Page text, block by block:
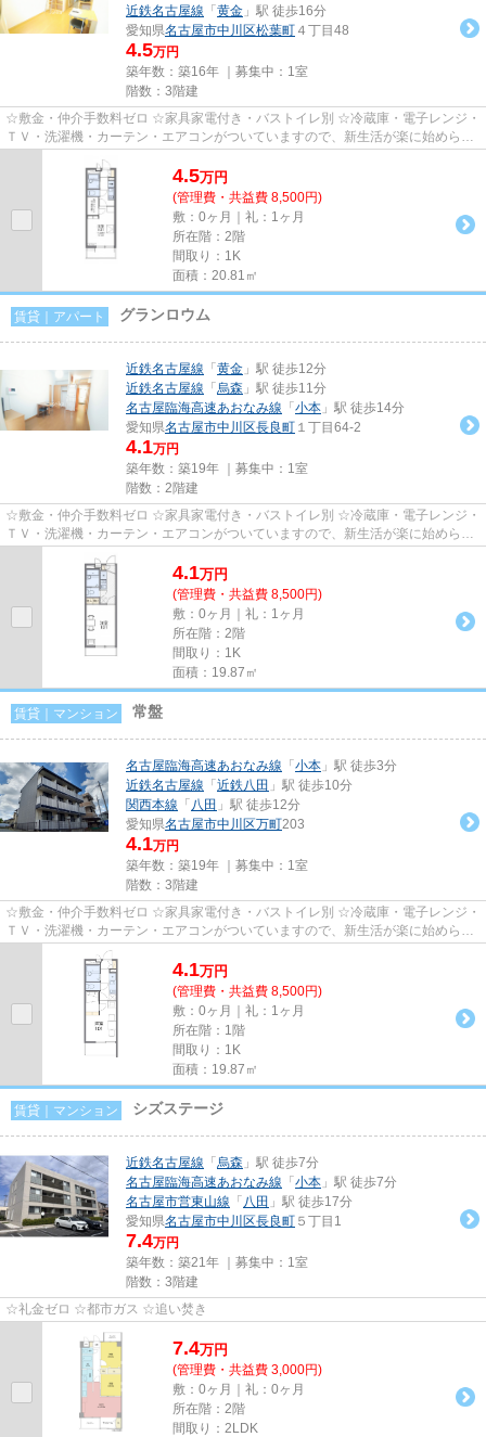
近鉄名古屋線 「 黄金 」駅 徒歩16分
愛知県名古屋市中川区松葉町 ４丁目48
4.5万円
築年数：築16年 ｜募集中： 1室
階数：3階建
☆敷金・仲介手数料ゼロ ☆家具家電付き・バストイレ別 ☆冷蔵庫・電子レンジ・
ＴＶ・洗濯機・カーテン・エアコンがついていますので、新生活が楽に始められ
4.5万円
(管理費・共益費 8,500円)
敷：0ヶ月｜礼：1ヶ月
所在階：2階
間取り：1K
面積：20.81㎡
賃貸｜アパート グランロウム
近鉄名古屋線 「 黄金 」駅 徒歩12分
近鉄名古屋線 「 烏森 」駅 徒歩11分
名古屋臨海高速あおなみ線 「 小本 」駅 徒歩14分
愛知県名古屋市中川区長良町 １丁目64-2
4.1万円
築年数：築19年 ｜募集中： 1室
階数：2階建
☆敷金・仲介手数料ゼロ ☆家具家電付き・バストイレ別 ☆冷蔵庫・電子レンジ・
ＴＶ・洗濯機・カーテン・エアコンがついていますので、新生活が楽に始められ
ます。 ☆水道料込み
4.1万円
(管理費・共益費 8,500円)
敷：0ヶ月｜礼：1ヶ月
所在階：2階
間取り：1K
面積：19.87㎡
賃貸｜マンション 常盤
名古屋臨海高速あおなみ線 「 小本 」駅 徒歩3分
近鉄名古屋線 「 近鉄八田 」駅 徒歩10分
関西本線 「 八田 」駅 徒歩12分
愛知県名古屋市中川区万町203
4.1万円
築年数：築19年 ｜募集中： 1室
階数：3階建
☆敷金・仲介手数料ゼロ ☆家具家電付き・バストイレ別 ☆冷蔵庫・電子レンジ・
ＴＶ・洗濯機・カーテン・エアコンがついていますので、新生活が楽に始められ
ます。 ☆共益費に水道料込み ☆...
4.1万円
(管理費・共益費 8,500円)
敷：0ヶ月｜礼：1ヶ月
所在階：1階
間取り：1K
面積：19.87㎡
賃貸｜マンション シズステージ
近鉄名古屋線 「 烏森 」駅 徒歩7分
名古屋臨海高速あおなみ線 「 小本 」駅 徒歩7分
名古屋市営東山線 「 八田 」駅 徒歩17分
愛知県名古屋市中川区長良町 ５丁目1
7.4万円
築年数：築21年 ｜募集中： 1室
階数：3階建
☆礼金ゼロ ☆都市ガス ☆追い焚き
7.4万円
(管理費・共益費 3,000円)
敷：0ヶ月｜礼：0ヶ月
所在階：2階
間取り：2LDK